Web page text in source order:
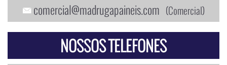
comercial@madrugapaineis.com (Comercial)
NOSSOS TELEFONES